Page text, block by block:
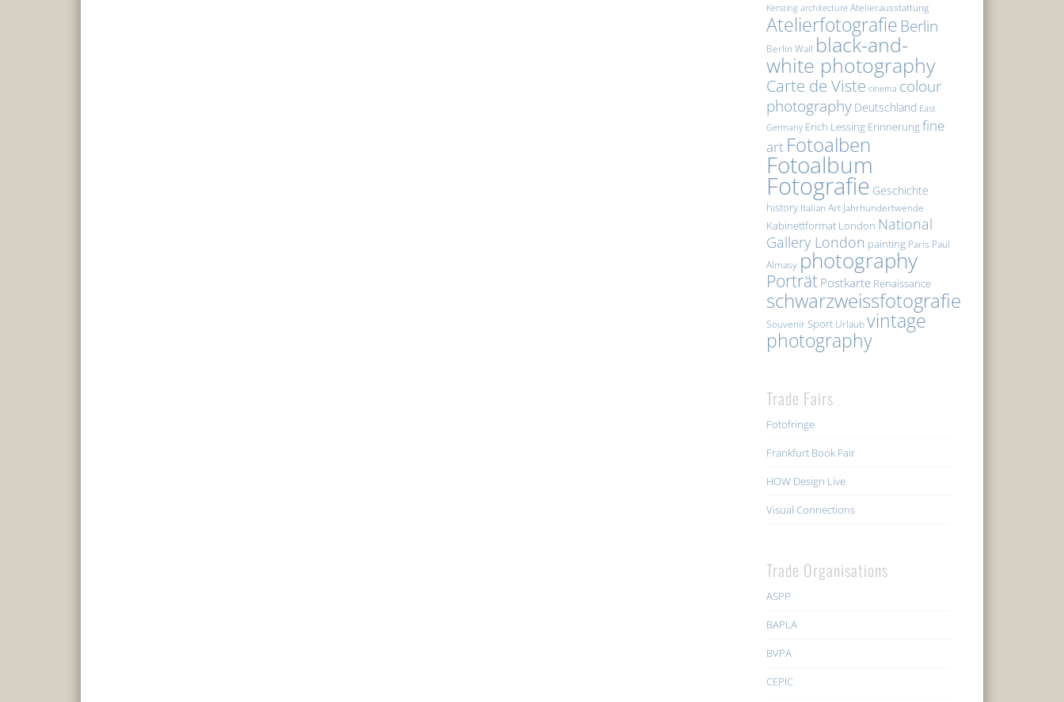
Kersting architecture Atelierausstattung
Atelierfotografie Berlin
Berlin Wall black-and-
white photography
Carte de Viste cinema colour
photography Deutschland East
Germany Erich Lessing Erinnerungfine
art Fotoalben
Fotoalbum
Fotografie Geschichte
history Italian Art Jahrhundertwende
Kabinettformat London National
Gallery London painting Paris Paul
Almasy photography
Porträt Postkarte Renaissance
schwarzweissfotografie
Souvenir Sport Urlaub vintage
photography
Trade Fairs
Fotofringe
Frankfurt Book Fair
HOW Design Live
Visual Connections
Trade Organisations
ASPP
BAPLA
BVPA
CEPIC